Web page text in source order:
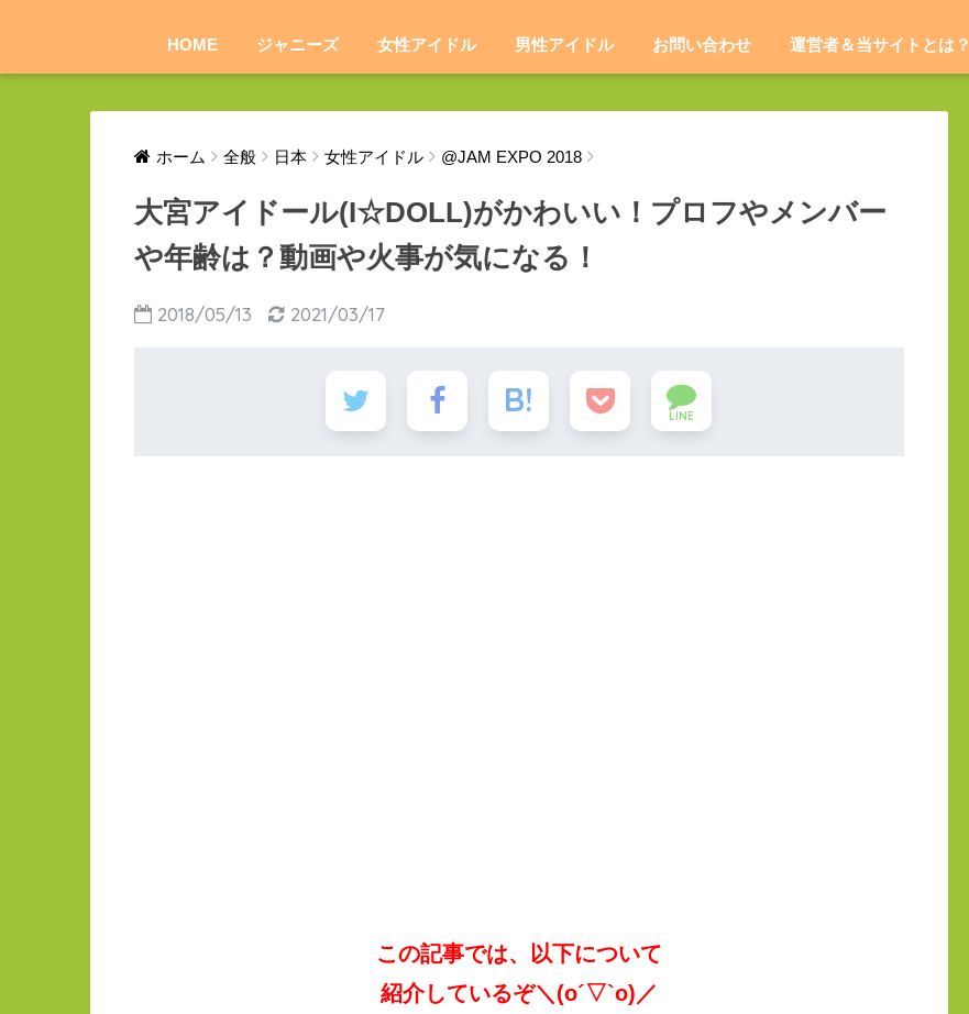
HOME ジャニーズ 女性アイドル 男性アイドル お問い合わせ 運営者＆当サイトとは？
ホーム 全般 日本 女性アイドル @JAM EXPO 2018
大宮アイドール(I☆DOLL)がかわいい！プロフやメンバー
や年齢は？動画や火事が気になる！
2018/05/13 2021/03/17
LINE
この記事では、以下について
紹介しているぞ＼(o´▽`o)／